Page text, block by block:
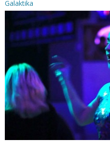
Galaktika